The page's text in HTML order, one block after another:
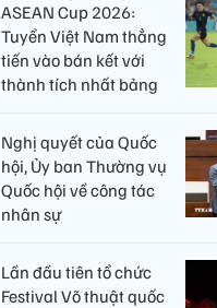
ASEAN Cup 2026:
Tuyển Việt Nam thẳng
tiến vào bán kết với
thành tích nhất bảng
Nghị quyết của Quốc
hội, Ủy ban Thường vụ
Quốc hội về công tác
nhân sự
Lần đầu tiên tổ chức
Festival Võ thuật quốc